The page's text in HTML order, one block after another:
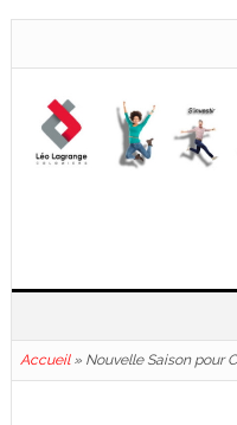
Accueil» Nouvelle Saison pour